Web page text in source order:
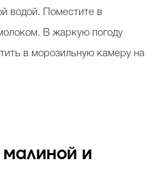
водой. Поместите в
В жаркую погоду
в морозильную камеру на
малиной и